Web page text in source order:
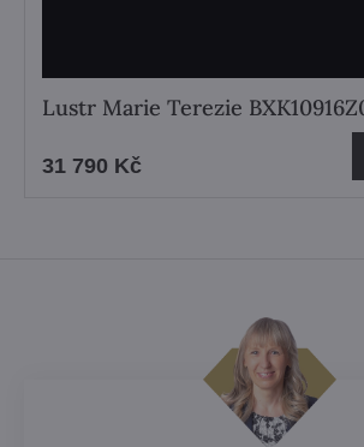
Lustr Marie Terezie
31 790 Kč